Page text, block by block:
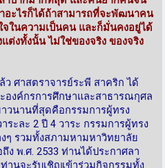
อะไรก็ได้ถ้าสามารถที่จะพัฒนาคน
ในความเป็นคน และก็มั่นคงอยู่ได้
ต่งทั้งนั้น ไม่ใช่ของจริง ของจริง
าสตราจารย์ระพี สาคริก ได้
องค์กรการศึกษาและสาธารณกุศล
วนานที่สุดคือกรรมการผู้ทรง
ะละ 2 ปี 4 วาระ กรรมการผู้ทรง
รวมทั้งสภามหามหาวิทยาลัย
ง พ.ศ. 2533 ท่านได้ประกาศลา
นจะรับเชิญเข้าร่วมกิจกรรมทั้ง